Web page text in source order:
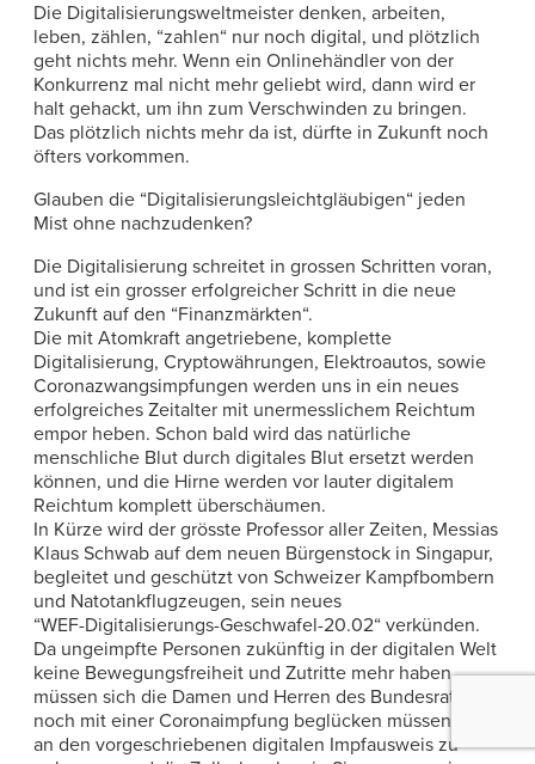
Die Digitalisierungsweltmeister denken, arbeiten,
leben, zählen, “zahlen“ nur noch digital, und plötzlich
geht nichts mehr. Wenn ein Onlinehändler von der
Konkurrenz mal nicht mehr geliebt wird, dann wird er
halt gehackt, um ihn zum Verschwinden zu bringen.
Das plötzlich nichts mehr da ist, dürfte in Zukunft noch
öfters vorkommen.
Glauben die “Digitalisierungsleichtgläubigen“ jeden
Mist ohne nachzudenken?
Die Digitalisierung schreitet in grossen Schritten voran,
und ist ein grosser erfolgreicher Schritt in die neue
Zukunft auf den “Finanzmärkten“.
Die mit Atomkraft angetriebene, komplette
Digitalisierung, Cryptowährungen, Elektroautos, sowie
Coronazwangsimpfungen werden uns in ein neues
erfolgreiches Zeitalter mit unermesslichem Reichtum
empor heben. Schon bald wird das natürliche
menschliche Blut durch digitales Blut ersetzt werden
können, und die Hirne werden vor lauter digitalem
Reichtum komplett überschäumen.
In Kürze wird der grösste Professor aller Zeiten, Messias
Klaus Schwab auf dem neuen Bürgenstock in Singapur,
begleitet und geschützt von Schweizer Kampfbombern
und Natotankflugzeugen, sein neues
“WEF-Digitalisierungs-Geschwafel-20.02“ verkünden.
Da ungeimpfte Personen zukünftig in der digitalen Welt
keine Bewegungsfreiheit und Zutritte mehr haben,
müssen sich die Damen und Herren des Bundesrates
noch mit einer Coronaimpfung beglücken müssen, um
an den vorgeschriebenen digitalen Impfausweis zu